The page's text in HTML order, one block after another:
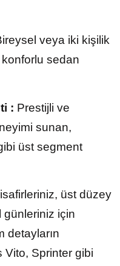
veya iki kişilik
sedan
: Prestijli ve
sunan,
üst segment
üst düzey
için
detayların
Sprinter gibi